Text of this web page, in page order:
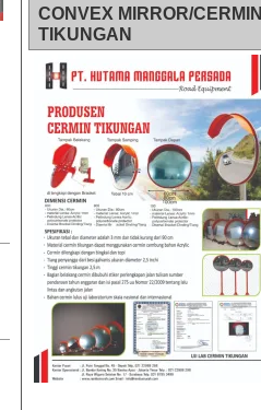
CONVEX MIRROR/CERMIN
TIKUNGAN